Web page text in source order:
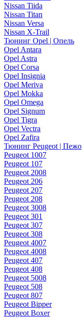
Nissan Tiida
Nissan Titan
Nissan Versa
Nissan X-Trail
Тюнинг Opel | Опель
Opel Antara
Opel Astra
Opel Corsa
Opel Insignia
Opel Meriva
Opel Mokka
Opel Omega
Opel Signum
Opel Tigra
Opel Vectra
Opel Zafira
Тюнинг Peugeot | Пежо
Peugeot 1007
Peugeot 107
Peugeot 2008
Peugeot 206
Peugeot 207
Peugeot 208
Peugeot 3008
Peugeot 301
Peugeot 307
Peugeot 308
Peugeot 4007
Peugeot 4008
Peugeot 407
Peugeot 408
Peugeot 5008
Peugeot 508
Peugeot 807
Peugeot Bipper
Peugeot Boxer